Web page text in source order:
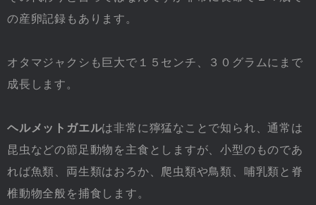
の産卵記録もあります。
オタマジャクシも巨大で１５センチ、３０グラムにまで
成長します。
ヘルメットガエルは非常に獰猛なことで知られ、通常は
昆虫などの節足動物を主食としますが、小型のものであ
れば魚類、両生類はおろか、爬虫類や鳥類、哺乳類と脊
椎動物全般を捕食します。